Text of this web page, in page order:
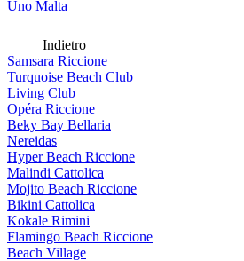
Uno Malta
Indietro
Samsara Riccione
Turquoise Beach Club
Living Club
Opéra Riccione
Beky Bay Bellaria
Nereidas
Hyper Beach Riccione
Malindi Cattolica
Mojito Beach Riccione
Bikini Cattolica
Kokale Rimini
Flamingo Beach Riccione
Beach Village